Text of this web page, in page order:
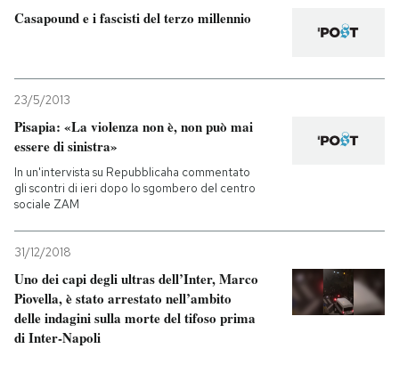
Casapound e i fascisti del terzo millennio
23/5/2013
Pisapia: «La violenza non è, non può mai
essere di sinistra»
In un'intervista su Repubblicaha commentato
gli scontri di ieri dopo lo sgombero del centro
sociale ZAM
31/12/2018
Uno dei capi degli ultras dell’Inter, Marco
Piovella, è stato arrestato nell’ambito
delle indagini sulla morte del tifoso prima
di Inter-Napoli